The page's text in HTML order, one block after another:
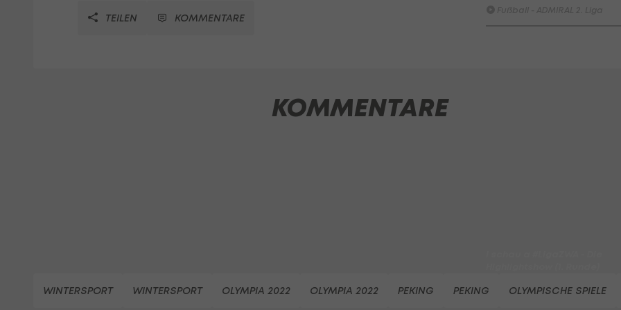
I schau a LigaZWA
TEILEN KOMMENTARE
KOMMENTARE
WINTERSPORT WINTERSPORT OLYMPIA 2022 OLYMPIA 2022 PEKING PEKING OLYMPISCHE SPIELE